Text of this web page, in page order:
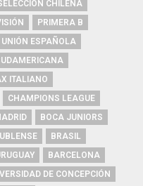
CHILENA
PRIMERA B
UNIÓN ESPAÑOLA
ITALIANO
CHAMPIONS LEAGUE
BOCA JUNIORS
BRASIL
BARCELONA
DE CONCEPCIÓN